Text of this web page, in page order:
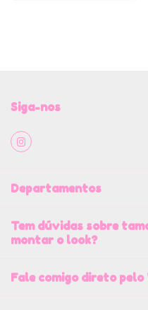
Siga-nos
Departamentos
Tem dúvidas sobre
montar o look?
Fale comigo direto